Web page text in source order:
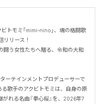
トモミ「mimi-nino」、魂の格闘歌
リリース！
闘う女性たちへ贈る、令和の大和
ターテインメントプロデューサーで
歌手のアクビトモミは、自身の原
れる名曲『拳心桜』を、2026年7